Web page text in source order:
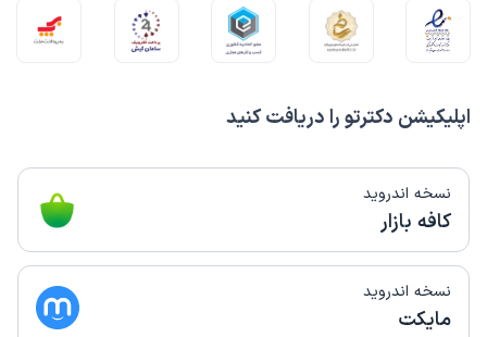
اپلیکیشن دکترتو را دریافت کنید
نسخه اندروید
کافه بازار
نسخه اندروید
مایکت